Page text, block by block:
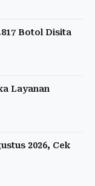
Botol Disita
Layanan
2026, Cek